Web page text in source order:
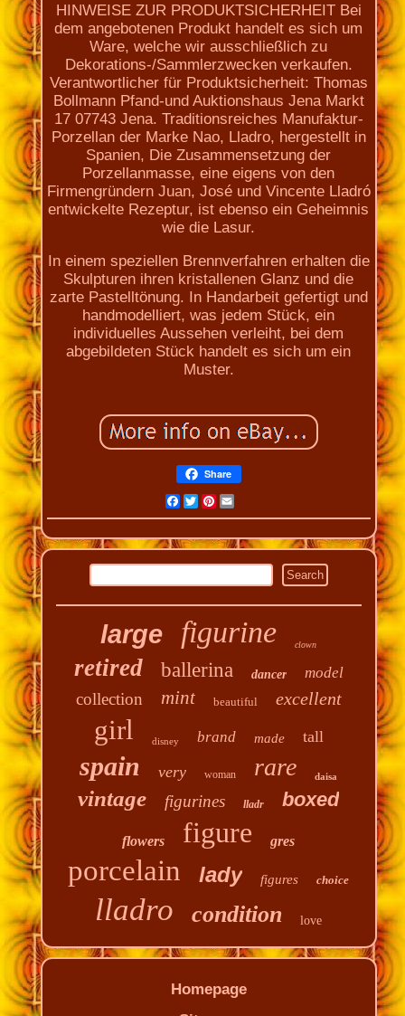
HINWEISE ZUR PRODUKTSICHERHEIT Bei
dem angebotenen Produkt handelt es sich um
Ware, welche wir ausschließlich zu
Dekorations-/Sammlerzwecken verkaufen.
Verantwortlicher für Produktsicherheit: Thomas
Bollmann Pfand-und Auktionshaus Jena Markt
17 07743 Jena. Traditionsreiches Manufaktur-
Porzellan der Marke Nao, Lladro, hergestellt in
Spanien, Die Zusammensetzung der
Porzellanmasse, eine eigens von den
Firmengründern Juan, José und Vincente Lladró
entwickelte Rezeptur, ist ebenso ein Geheimnis
wie die Lasur.
In einem speziellen Brennverfahren erhalten die
Skulpturen ihren kristallenen Glanz und die
zarte Pastelltönung. In Handarbeit gefertigt und
handmodelliert, was jedem Stück, ein
individuelles Aussehen verleiht, bei dem
abgebildeten Stück handelt es sich um ein
Muster.
Share
Facebook
Twitter
Pinterest
Email
large figurine clown
retired ballerina dancer model
collection mint beautiful excellent
girl disney brand made tall
spain very woman rare daisa
vintage figurines lladr boxed
flowers figure gres
porcelain lady figures choice
lladro condition love
Homepage